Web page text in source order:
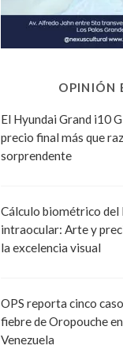
OPINIÓN
El Hyundai Grand i10
precio final más que
sorprendente
Cálculo biométrico del
intraocular: Arte y
la excelencia visual
OPS reporta cinco
fiebre de Oropouche en
Venezuela